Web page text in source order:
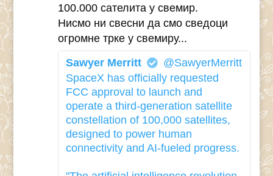
100.000 сателита у свемир.
Нисмо ни свесни да смо сведоци
огромне трке у свемиру...
Sawyer Merritt
@SawyerMerritt
SpaceX has officially requested
FCC approval to launch and
operate a third-generation satellite
constellation of 100,000 satellites,
designed to power human
connectivity and AI-fueled progress.